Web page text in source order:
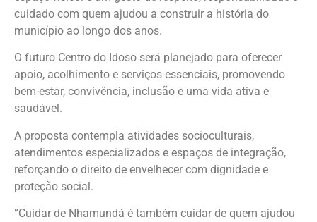
cuidado com quem ajudou a construir a história do
município ao longo dos anos.
O futuro Centro do Idoso será planejado para oferecer
apoio, acolhimento e serviços essenciais, promovendo
bem-estar, convivência, inclusão e uma vida ativa e
saudável.
A proposta contempla atividades socioculturais,
atendimentos especializados e espaços de integração,
reforçando o direito de envelhecer com dignidade e
proteção social.
“Cuidar de Nhamundá é também cuidar de quem ajudou